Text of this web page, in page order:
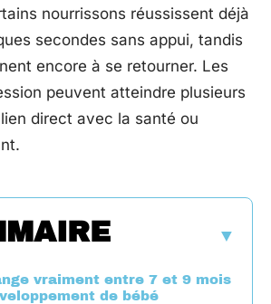
nourrissons réussissent déjà
secondes sans appui, tandis
encore à se retourner. Les
peuvent atteindre plusieurs
direct avec la santé ou
vraiment entre 7 et 9 mois
de bébé